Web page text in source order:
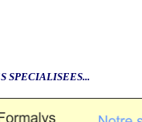
SPECIALISEES...